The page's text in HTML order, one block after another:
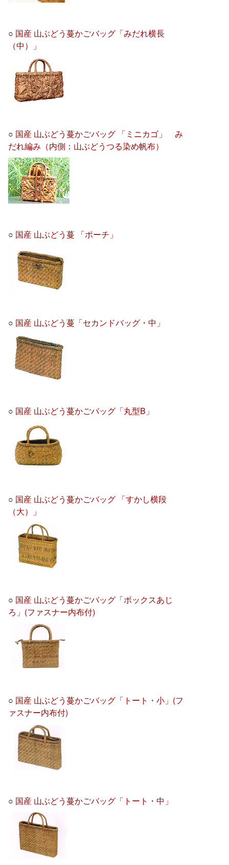
○ 国産 山ぶどう蔓かごバッグ「みだれ横長
（中）」
○ 国産 山ぶどう蔓かごバッグ 「ミニカゴ」 み
だれ編み（内側：山ぶどうつる染め帆布）
○ 国産 山ぶどう蔓 「ポーチ」
○ 国産 山ぶどう蔓「セカンドバッグ・中」
○ 国産 山ぶどう蔓かごバッグ「丸型B」
○ 国産 山ぶどう蔓かごバッグ 「すかし横段
（大）」
○ 国産 山ぶどう蔓かごバッグ「ボックスあじ
ろ」(ファスナー内布付)
○ 国産 山ぶどう蔓かごバッグ「トート・小」(フ
ァスナー内布付)
○ 国産 山ぶどう蔓かごバッグ「トート・中」